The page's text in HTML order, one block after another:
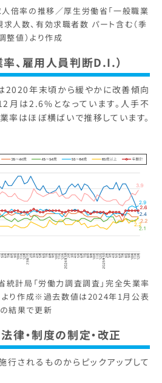
人倍率の推移／厚生労働省「一般職業
人数、有効求職者数 パート含む（季
整値）より作成
、雇用人員判断D.I.）
2020年末頃から緩やかに改善傾向
月は2.6%となっています。人手不
率はほぼ横ばいで推移しています。
統計局「労働力調査調査」完全失業率
より作成※過去数値は2024年1月公表
の結果で更新
律・制度の制定・改正
されるものからピックアップして